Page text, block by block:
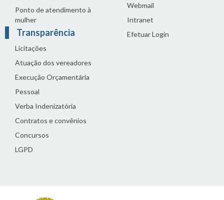
Ponto de atendimento à
mulher
Transparência
Licitações
Atuação dos vereadores
Execução Orçamentária
Pessoal
Verba Indenizatória
Contratos e convênios
Concursos
LGPD
Webmail
Intranet
Efetuar Login